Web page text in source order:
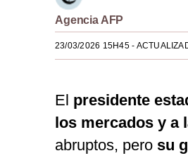
Agencia AFP
23/03/2026 15H45-
El presidente
los mercados y a
abruptos, pero su